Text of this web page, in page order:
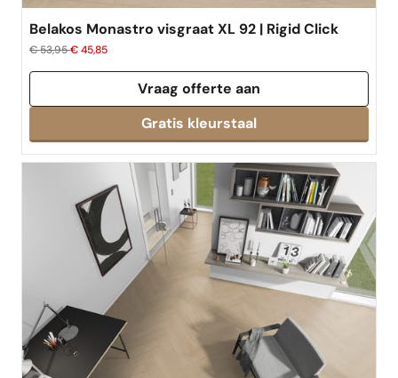
Belakos Monastro visgraat XL 92 | Rigid Click
€ 53,95€ 45,85
Vraag offerte aan